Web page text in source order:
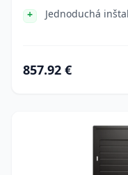
Jednoduchá
857.92 €